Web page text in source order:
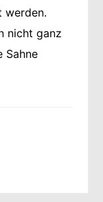
werden.
nicht ganz
Sahne